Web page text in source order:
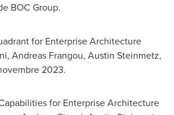
BOC Group.
for Enterprise Architecture
, Andreas Frangou, Austin Steinmetz,
2023.
for Enterprise Architecture